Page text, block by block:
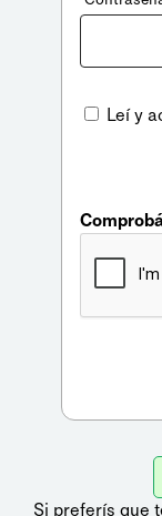
Leí y
Si preferís que